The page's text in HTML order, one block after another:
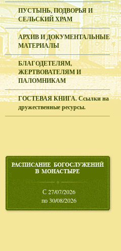
ПУСТЫНЬ, ПОДВОРЬЯ И
СЕЛЬСКИЙ ХРАМ
АРХИВ И ДОКУМЕНТАЛЬНЫЕ
МАТЕРИАЛЫ
БЛАГОДЕТЕЛЯМ,
ЖЕРТВОВАТЕЛЯМ И
ПАЛОМНИКАМ
ГОСТЕВАЯ КНИГА. Ссылки на
дружественные ресурсы.
С 27/07/2026
по 30/08/2026